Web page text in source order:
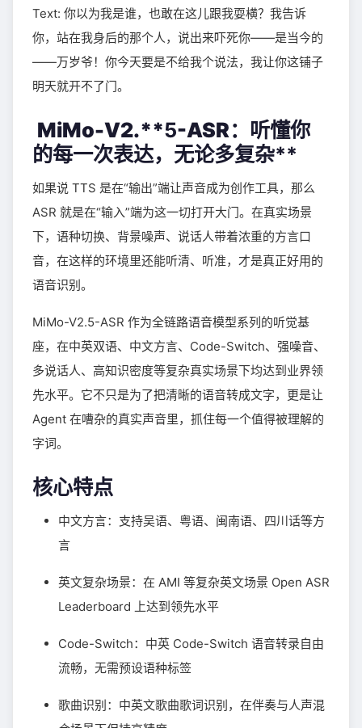
Text: 你以为我是谁，也敢在这儿跟我耍横？我告诉
你，站在我身后的那个人，说出来吓死你——是当今的
——万岁爷！你今天要是不给我个说法，我让你这铺子
明天就开不了门。
MiMo-V2.**5-ASR： 听懂你
的每一次表达，无论多复杂**
如果说 TTS 是在“输出”端让声音成为创作工具，那么
ASR 就是在“输入”端为这一切打开大门。在真实场景
下，语种切换、背景噪声、说话人带着浓重的方言口
音，在这样的环境里还能听清、听准，才是真正好用的
语音识别。
MiMo-V2.5-ASR 作为全链路语音模型系列的听觉基
座，在中英双语、中文方言、Code-Switch、强噪音、
多说话人、高知识密度等复杂真实场景下均达到业界领
先水平。它不只是为了把清晰的语音转成文字，更是让
Agent 在嘈杂的真实声音里，抓住每一个值得被理解的
字词。
核心特点
中文方言：支持吴语、粤语、闽南语、四川话等方
言
英文复杂场景：在 AMI 等复杂英文场景 Open ASR
Leaderboard 上达到领先水平
Code-Switch：中英 Code-Switch 语音转录自由
流畅，无需预设语种标签
歌曲识别：中英文歌曲歌词识别，在伴奏与人声混